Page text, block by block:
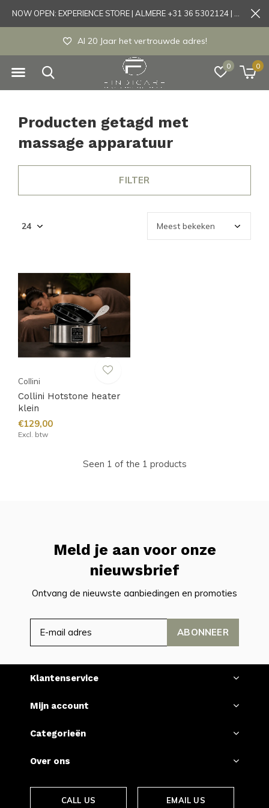
0 0
Al 20 Jaar het vertrouwde adres!
Producten getagd met
massage apparatuur
FILTER
Collini
Collini Hotstone heater
klein
€129,00
Excl. btw
Seen 1 of the 1 products
Meld je aan voor onze
nieuwsbrief
Ontvang de nieuwste aanbiedingen en promoties
ABONNEER
Klantenservice
Mijn account
Categorieën
Over ons
CALL US EMAIL US